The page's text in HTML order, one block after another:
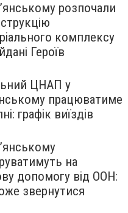
розпочали
комплексу
Героїв
ЦНАП у
працюватиме
графік виїздів
на
допомогу від ООН:
звернутися